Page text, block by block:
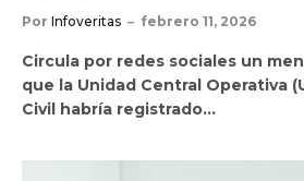
Por Infoveritas febrero 11, 2026
Circula por redes sociales un
que la Unidad Central Operativa
Civil habría registrado…